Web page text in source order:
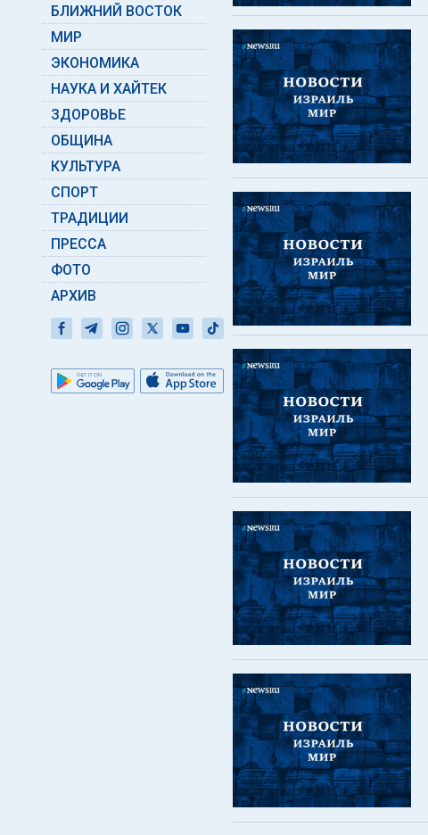
БЛИЖНИЙ ВОСТОК
МИР
ЭКОНОМИКА
НАУКА И ХАЙТЕК
ЗДОРОВЬЕ
ОБЩИНА
КУЛЬТУРА
СПОРТ
ТРАДИЦИИ
ПРЕССА
ФОТО
АРХИВ